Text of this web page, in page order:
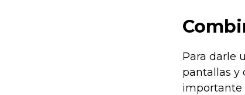
Para darle
pantallas y
importante